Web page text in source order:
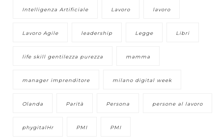
Intelligenza Artificiale Lavoro lavoro
Lavoro Agile leadership Legge Libri
life skill gentilezza purezza mamma
manager imprenditore milano digital week
Olanda Parità Persona persone al lavoro
phygitalHr PMI PMI